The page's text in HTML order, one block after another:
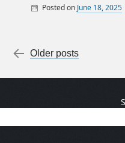
Posted on June 18, 2025
Post
←
Older posts